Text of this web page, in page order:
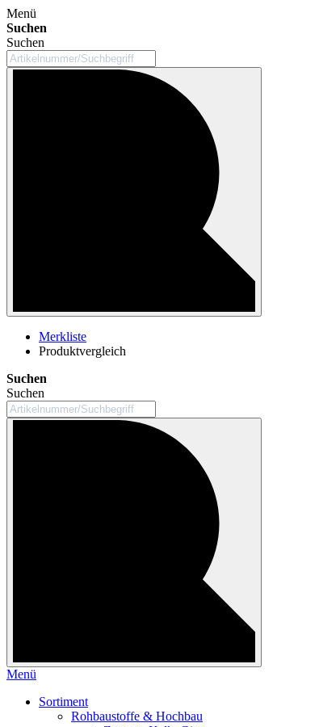
Menü
Suchen
Suchen
Merkliste
Produktvergleich
Suchen
Suchen
Menü
Sortiment
Rohbaustoffe & Hochbau